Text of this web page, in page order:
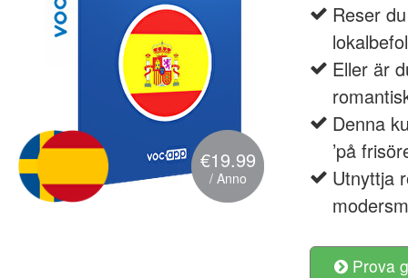
€19.99
/ Anno
Reser
Eller är
Denna
’på
Utnyttja
Prova